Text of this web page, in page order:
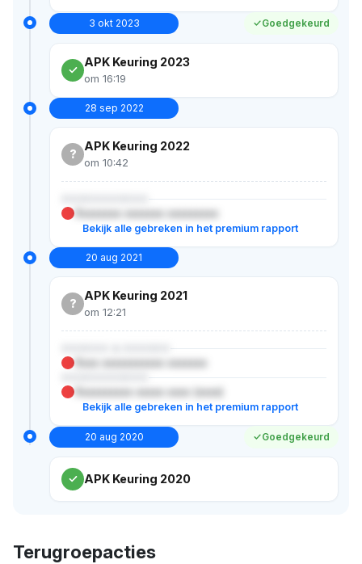
3 okt 2023 Goedgekeurd
APK Keuring 2023
om 16:19
28 sep 2022
?
APK Keuring 2022
om 10:42
Xxxxxxxx xxxxxxx xxxxxxxxx
Bekijk alle gebreken in het premium rapport
20 aug 2021
?
APK Keuring 2021
om 12:21
XXXXXX & XXXXXX
Xxxx xxxxxxxxxxx xxxxxxx
Xxxxxxxxxx xxxxx xxxx (xxxx)
Bekijk alle gebreken in het premium rapport
20 aug 2020 Goedgekeurd
APK Keuring 2020
Terugroepacties